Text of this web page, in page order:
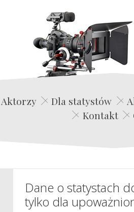
Aktorzy Dla statystów
Kontakt
Dane o statystach
tylko dla